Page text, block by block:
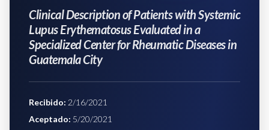
Clinical Description of Patients with Systemic
Lupus Erythematosus Evaluated in a
Specialized Center for Rheumatic Diseases in
Guatemala City
Recibido: 2/16/2021
Aceptado: 5/20/2021